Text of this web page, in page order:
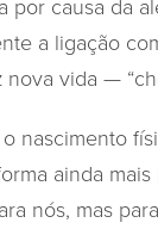
por causa da
a ligação
vida —
nascimento
ainda
nós, mas